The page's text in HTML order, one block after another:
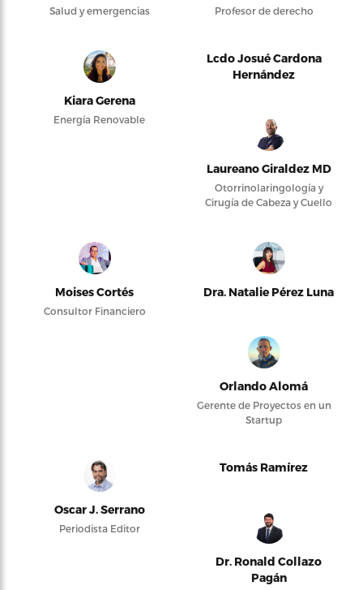
Salud y emergencias Profesor de derecho
Kiara Gerena
Energía Renovable
Lcdo Josué Cardona
Hernández
Laureano Giraldez MD
Otorrinolaringología y
Cirugía de Cabeza y Cuello
Moises Cortés
Consultor Financiero
Dra. Natalie Pérez Luna
Orlando Alomá
Gerente de Proyectos en un
Startup
Oscar J. Serrano
Periodista Editor
Tomás Ramírez
Dr. Ronald Collazo
Pagán